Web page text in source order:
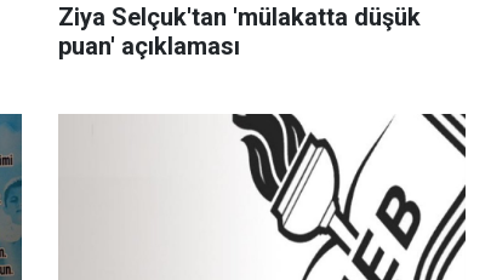
Ziya Selçuk'tan 'mülakatta düşük
puan' açıklaması